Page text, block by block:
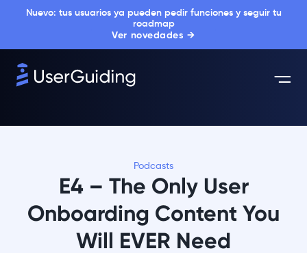
Nuevo: tus usuarios ya pueden pedir funciones y seguir tu
roadmap
Ver novedades →
Podcasts
E4 – The Only User
Onboarding Content You
Will EVER Need